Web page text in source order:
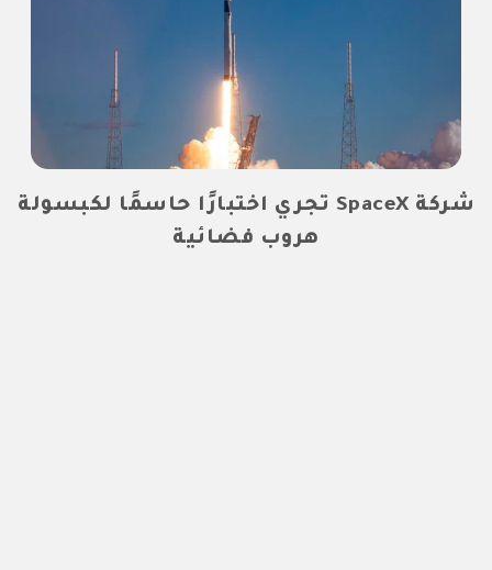
شركة SpaceX تجري اختبارًا حاسمًا لكبسولة
هروب فضائية